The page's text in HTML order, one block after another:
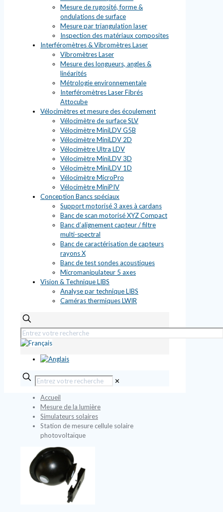
Mesure de rugosité, forme &
ondulations de surface
Mesure par triangulation laser
Inspection des matériaux composites
Interféromètres & Vibromètres Laser
Vibromètres Laser
Mesure des longueurs, angles &
linéarités
Métrologie environnementale
Interféromètres Laser Fibrés
Attocube
Vélocimètres et mesure des écoulement
Vélocimètre de surface SLV
Vélocimètre MiniLDV G5B
Vélocimètre MiniLDV 2D
Vélocimètre Ultra LDV
Vélocimètre MiniLDV 3D
Vélocimètre MiniLDV 1D
Vélocimètre MicroPro
Vélocimètre MiniPIV
Conception Bancs spéciaux
Support motorisé 3 axes à cardans
Banc de scan motorisé XYZ Compact
Banc d’alignement capteur / filtre
multi-spectral
Banc de caractérisation de capteurs
rayons X
Banc de test sondes acoustiques
Micromanipulateur 5 axes
Vision & Technique LIBS
Analyse par technique LIBS
Caméras thermiques LWIR
✕
Accueil
Mesure de la lumière
Simulateurs solaires
Station de mesure cellule solaire
photovoltaïque